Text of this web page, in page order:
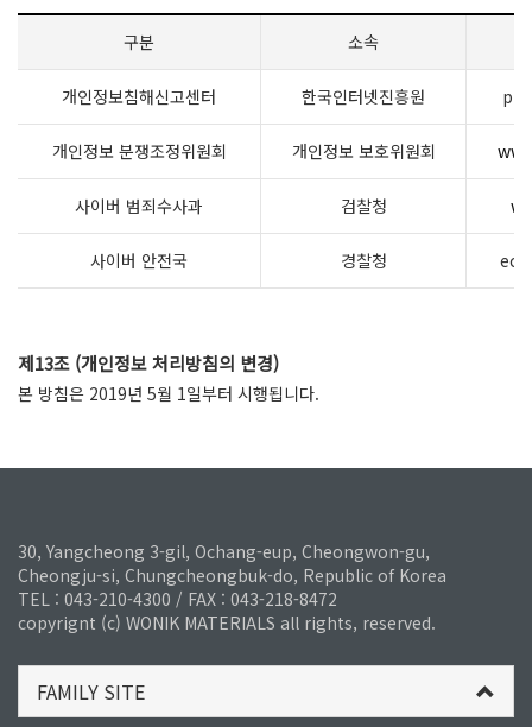
구분 소속
개인정보침해신고센터 한국인터넷진흥원
개인정보 분쟁조정위원회 개인정보 보호위원회
사이버 범죄수사과 검찰청
사이버 안전국 경찰청
제13조 (개인정보 처리방침의 변경)
본 방침은 2019년 5월 1일부터 시행됩니다.
30, Yangcheong 3-gil, Ochang-eup, Cheongwon-gu,
Cheongju-si, Chungcheongbuk-do, Republic of Korea
TEL : 043-210-4300 / FAX : 043-218-8472
copyrignt (c) WONIK MATERIALS all rights, reserved.
FAMILY SITE